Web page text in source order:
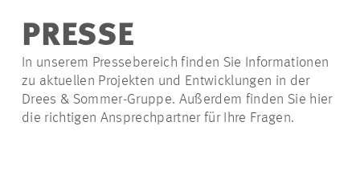
KARRIERE
PRESSE
In unserem Pressebereich finden Sie Informationen
zu aktuellen Projekten und Entwicklungen in der
Drees & Sommer-Gruppe. Außerdem finden Sie hier
die richtigen Ansprechpartner für Ihre Fragen.